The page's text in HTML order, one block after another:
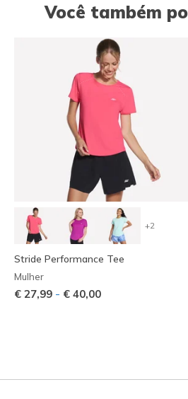
Você também
+2
Stride Performance Tee
Mulher
€ 27,99 - € 40,00